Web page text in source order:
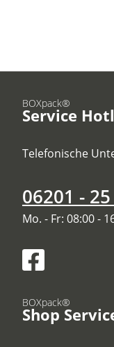
BOXpack®
Service
Telefonische
06201 -
Mo. - Fr: 08:00 -
BOXpack®
Shop